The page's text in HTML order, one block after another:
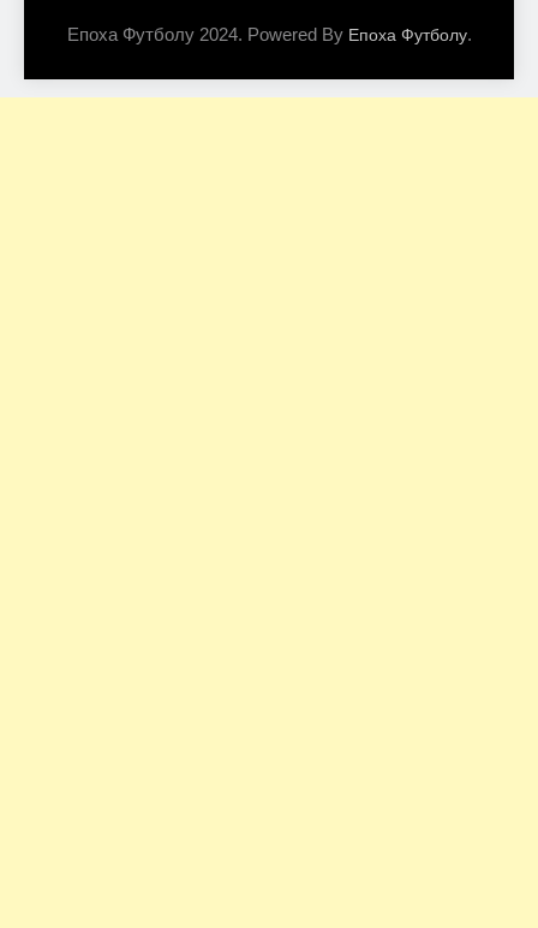
Епоха Футболу 2024. Powered By Епоха Футболу.